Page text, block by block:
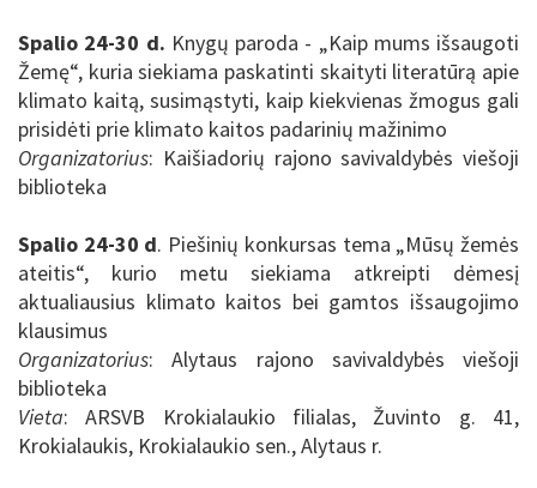
Spalio 24-30 d. Knygų paroda - „Kaip mums išsaugoti
Žemę“, kuria siekiama paskatinti skaityti literatūrą apie
klimato kaitą, susimąstyti, kaip kiekvienas žmogus gali
prisidėti prie klimato kaitos padarinių mažinimo
Organizatorius: Kaišiadorių rajono savivaldybės viešoji
biblioteka
Spalio 24-30 d. Piešinių konkursas tema „Mūsų žemės
ateitis“, kurio metu siekiama atkreipti dėmesį
aktualiausius klimato kaitos bei gamtos išsaugojimo
klausimus
Organizatorius: Alytaus rajono savivaldybės viešoji
biblioteka
Vieta: ARSVB Krokialaukio filialas, Žuvinto g. 41,
Krokialaukis, Krokialaukio sen., Alytaus r.